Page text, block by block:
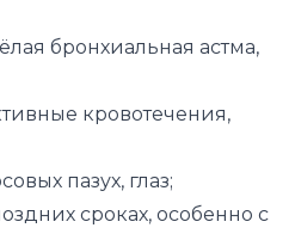
бронхиальная астма,
кровотечения,
пазух, глаз;
сроках, особенно с